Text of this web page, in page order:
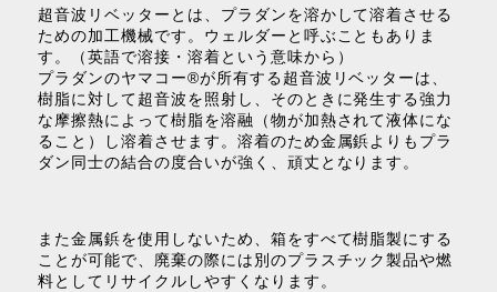
超音波リベッターとは、プラダンを溶かして溶着させる
ための加工機械です。ウェルダーと呼ぶこともありま
す。（英語で溶接・溶着という意味から）
プラダンのヤマコー®が所有する超音波リベッターは、
樹脂に対して超音波を照射し、そのときに発生する強力
な摩擦熱によって樹脂を溶融（物が加熱されて液体にな
ること）し溶着させます。溶着のため金属鋲よりもプラ
ダン同士の結合の度合いが強く、頑丈となります。
また金属鋲を使用しないため、箱をすべて樹脂製にする
ことが可能で、廃棄の際には別のプラスチック製品や燃
料としてリサイクルしやすくなります。